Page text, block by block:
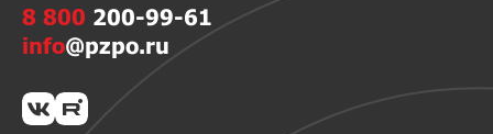
8 800 200-99-61
info@pzpo.ru